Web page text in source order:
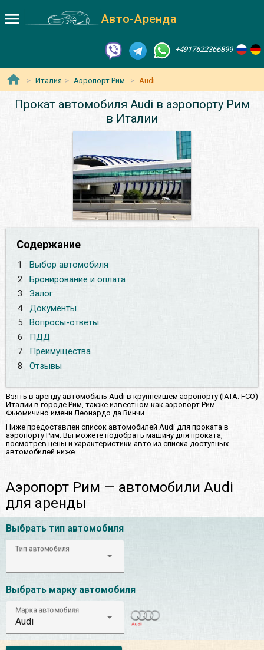
Авто-Аренда
+4917622366899
Италия Аэропорт Рим Audi
Прокат автомобиля Audi в аэропорту Рим
в Италии
Содержание
1
Выбор автомобиля
2
Бронирование и оплата
3
Залог
4
Документы
5
Вопросы-ответы
6
ПДД
7
Преимущества
8
Отзывы
Взять в аренду автомобиль Audi в крупнейшем аэропорту (IATA: FCO)
Италии в городе Рим, также известном как аэропорт Рим-
Фьюмичино имени Леонардо да Винчи.
Ниже предоставлен список автомобилей Audi для проката в
аэропорту Рим. Вы можете подобрать машину для проката,
посмотрев цены и характеристики авто из списка доступных
автомобилей ниже.
Аэропорт Рим — автомобили Audi
для аренды
Выбрать тип автомобиля
Тип автомобиля
Выбрать марку автомобиля
Марка автомобиля
Audi